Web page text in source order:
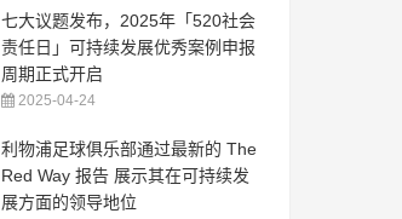
七大议题发布，2025年「520社会
责任日」可持续发展优秀案例申报
周期正式开启
2025-04-24
利物浦足球俱乐部通过最新的 The
Red Way 报告 展示其在可持续发
展方面的领导地位